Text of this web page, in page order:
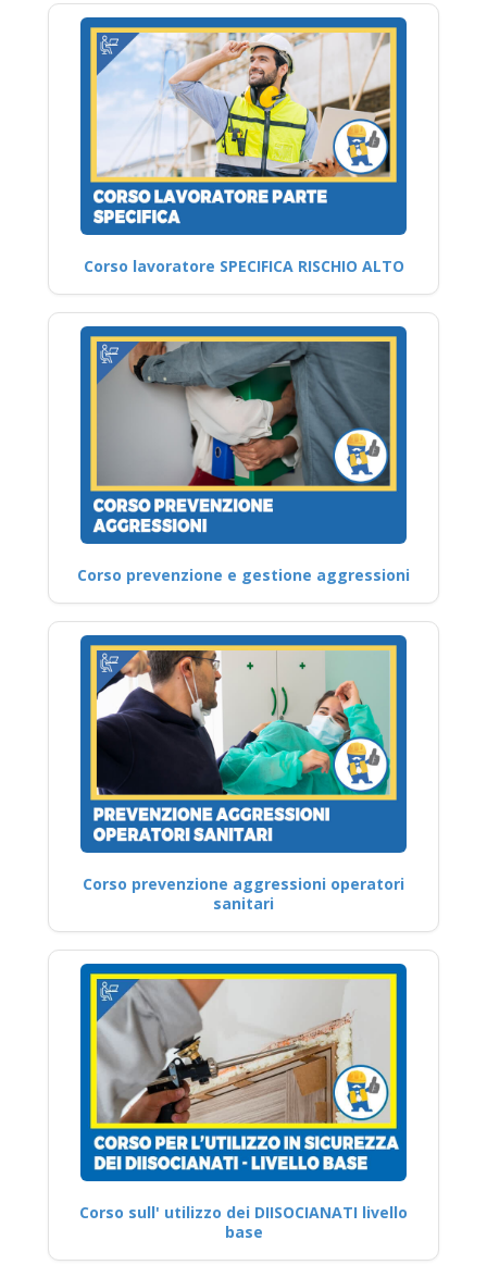
Corso lavoratore SPECIFICA RISCHIO ALTO
Corso prevenzione e gestione aggressioni
Corso prevenzione aggressioni operatori
sanitari
Corso sull' utilizzo dei DIISOCIANATI livello
base